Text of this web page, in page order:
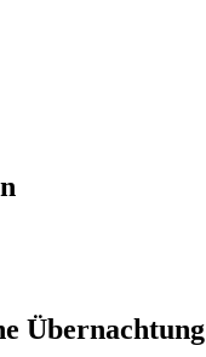
Übernachtung